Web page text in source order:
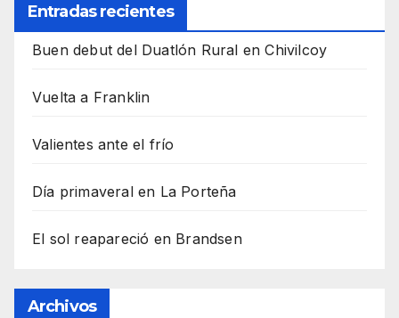
Entradas recientes
Buen debut del Duatlón Rural en Chivilcoy
Vuelta a Franklin
Valientes ante el frío
Día primaveral en La Porteña
El sol reapareció en Brandsen
Archivos